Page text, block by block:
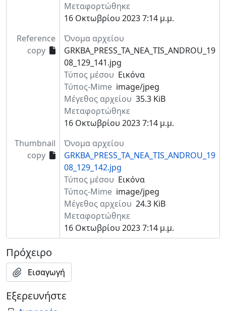
Μεταφορτώθηκε
16 Οκτωβρίου 2023 7:14 μ.μ.
Reference
copy
Όνομα αρχείου
GRKBA_PRESS_TA_NEA_TIS_ANDROU_19
08_129_141.jpg
Τύπος μέσου Εικόνα
Τύπος-Mime image/jpeg
Μέγεθος αρχείου 35.3 KiB
Μεταφορτώθηκε
16 Οκτωβρίου 2023 7:14 μ.μ.
Thumbnail
copy
Όνομα αρχείου
GRKBA_PRESS_TA_NEA_TIS_ANDROU_19
08_129_142.jpg
Τύπος μέσου Εικόνα
Τύπος-Mime image/jpeg
Μέγεθος αρχείου 24.3 KiB
Μεταφορτώθηκε
16 Οκτωβρίου 2023 7:14 μ.μ.
Πρόχειρο
Εισαγωγή
Εξερευνήστε